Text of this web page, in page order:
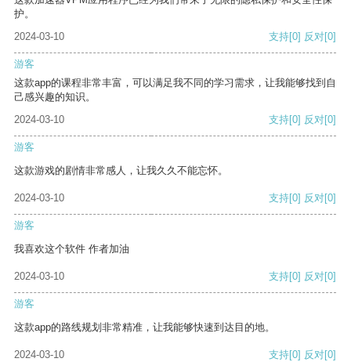
护。
2024-03-10
支持[0] 反对[0]
游客
这款app的课程非常丰富，可以满足我不同的学习需求，让我能够找到自
己感兴趣的知识。
2024-03-10
支持[0] 反对[0]
游客
这款游戏的剧情非常感人，让我久久不能忘怀。
2024-03-10 支持[0] 反对[0]
游客
我喜欢这个软件 作者加油
2024-03-10 支持[0] 反对[0]
游客
这款app的路线规划非常精准，让我能够快速到达目的地。
2024-03-10 支持[0] 反对[0]